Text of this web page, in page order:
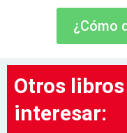
¿Cómo
Otros
interesar: